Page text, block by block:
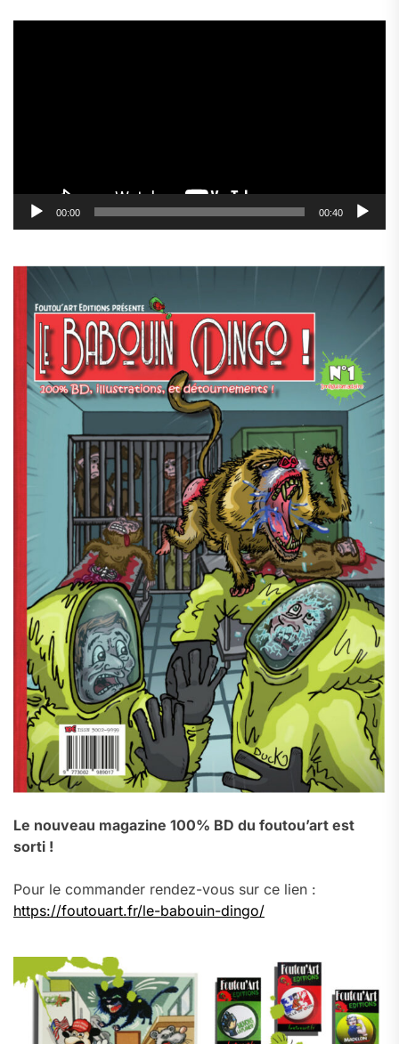
00:00 00:40
Le nouveau magazine 100% BD du foutou’art est
sorti !
Pour le commander rendez-vous sur ce lien :
https://foutouart.fr/le-babouin-dingo/